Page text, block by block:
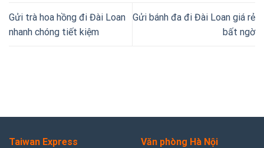
Gửi trà hoa hồng đi Đài Loan
nhanh chóng tiết kiệm
Gửi bánh đa đi Đài Loan giá rẻ
bất ngờ
Taiwan Express Văn phòng Hà Nội